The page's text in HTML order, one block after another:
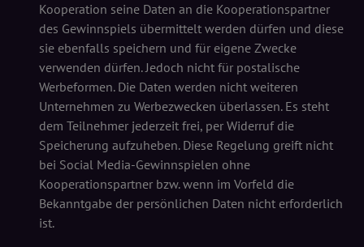
Kooperation seine Daten an die Kooperationspartner
des Gewinnspiels übermittelt werden dürfen und diese
sie ebenfalls speichern und für eigene Zwecke
verwenden dürfen. Jedoch nicht für postalische
Werbeformen. Die Daten werden nicht weiteren
Unternehmen zu Werbezwecken überlassen. Es steht
dem Teilnehmer jederzeit frei, per Widerruf die
Speicherung aufzuheben. Diese Regelung greift nicht
bei Social Media-Gewinnspielen ohne
Kooperationspartner bzw. wenn im Vorfeld die
Bekanntgabe der persönlichen Daten nicht erforderlich
ist.